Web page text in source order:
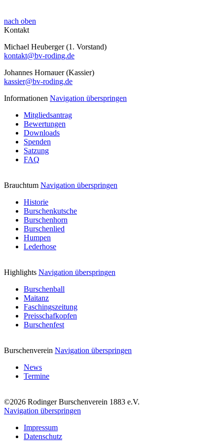
nach oben
Kontakt
Michael Heuberger (1. Vorstand)
kontakt@bv-roding.de
Johannes Hornauer (Kassier)
kassier@bv-roding.de
Informationen Navigation überspringen
Mitgliedsantrag
Bewertungen
Downloads
Spenden
Satzung
FAQ
Brauchtum Navigation überspringen
Historie
Burschenkutsche
Burschenhorn
Burschenlied
Humpen
Lederhose
Highlights Navigation überspringen
Burschenball
Maitanz
Faschingszeitung
Preisschafkopfen
Burschenfest
Burschenverein Navigation überspringen
News
Termine
©2026 Rodinger Burschenverein 1883 e.V.
Navigation überspringen
Impressum
Datenschutz